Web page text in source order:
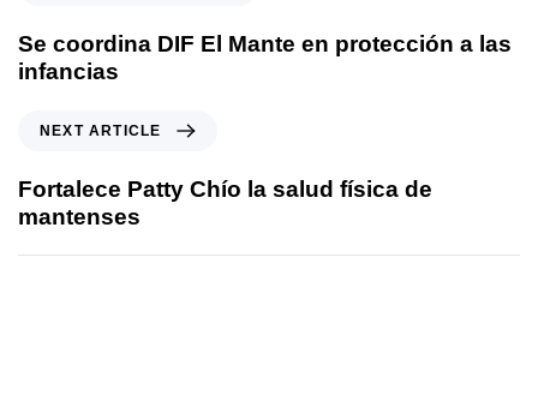
Se coordina DIF El Mante en protección a las
infancias
NEXT ARTICLE
​Fortalece Patty Chío la salud física de
mantenses